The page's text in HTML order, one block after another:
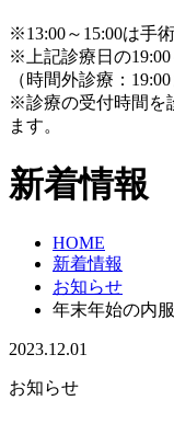
※13:00～15:00は手
※上記診療日の19:00
（時間外診療：
※診療の受付時間を
ます。
新着情報
HOME
新着情報
お知らせ
年末年始の内
2023.12.01
お知らせ